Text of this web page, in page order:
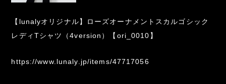
【lunalyオリジナル】ローズオーナメントスカルゴシック
レディTシャツ（4version）【ori_0010】
https://www.lunaly.jp/items/47717056